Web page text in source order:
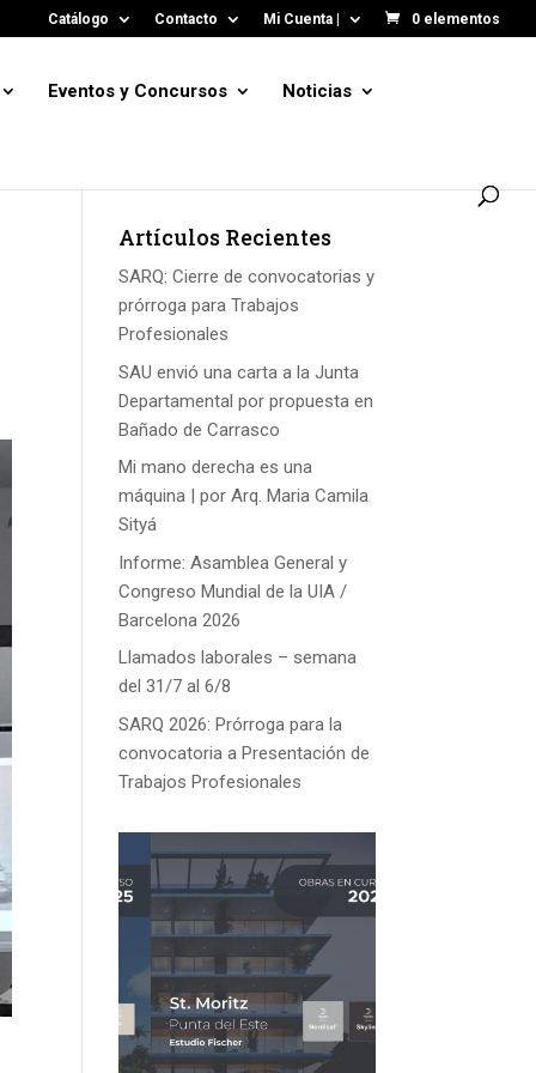
Catálogo Contacto Mi Cuenta | 0 elementos
Eventos y Concursos Noticias
Artículos Recientes
SARQ: Cierre de convocatorias y
prórroga para Trabajos
Profesionales
SAU envió una carta a la Junta
Departamental por propuesta en
Bañado de Carrasco
Mi mano derecha es una
máquina | por Arq. Maria Camila
Sityá
Informe: Asamblea General y
Congreso Mundial de la UIA /
Barcelona 2026
Llamados laborales – semana
del 31/7 al 6/8
SARQ 2026: Prórroga para la
convocatoria a Presentación de
Trabajos Profesionales